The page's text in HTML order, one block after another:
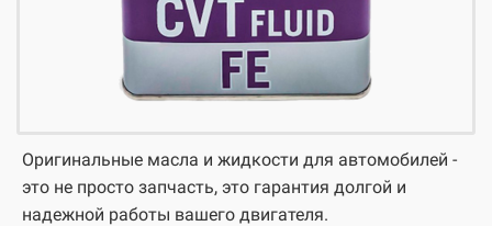
Оригинальные масла и жидкости для автомобилей -
это не просто запчасть, это гарантия долгой и
надежной работы вашего двигателя.